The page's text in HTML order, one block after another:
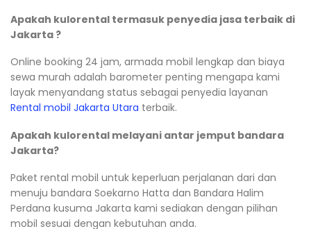
Apakah kulorental termasuk penyedia jasa terbaik di
Jakarta ?
Online booking 24 jam, armada mobil lengkap dan biaya
sewa murah adalah barometer penting mengapa kami
layak menyandang status sebagai penyedia layanan
Rental mobil Jakarta Utara terbaik.
Apakah kulorental melayani antar jemput bandara
Jakarta?
Paket rental mobil untuk keperluan perjalanan dari dan
menuju bandara Soekarno Hatta dan Bandara Halim
Perdana kusuma Jakarta kami sediakan dengan pilihan
mobil sesuai dengan kebutuhan anda.